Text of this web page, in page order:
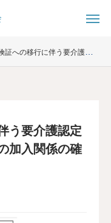
要介護認定事務等における医療保険の加入関係の確認方法について
う要介護認定
加入関係の確